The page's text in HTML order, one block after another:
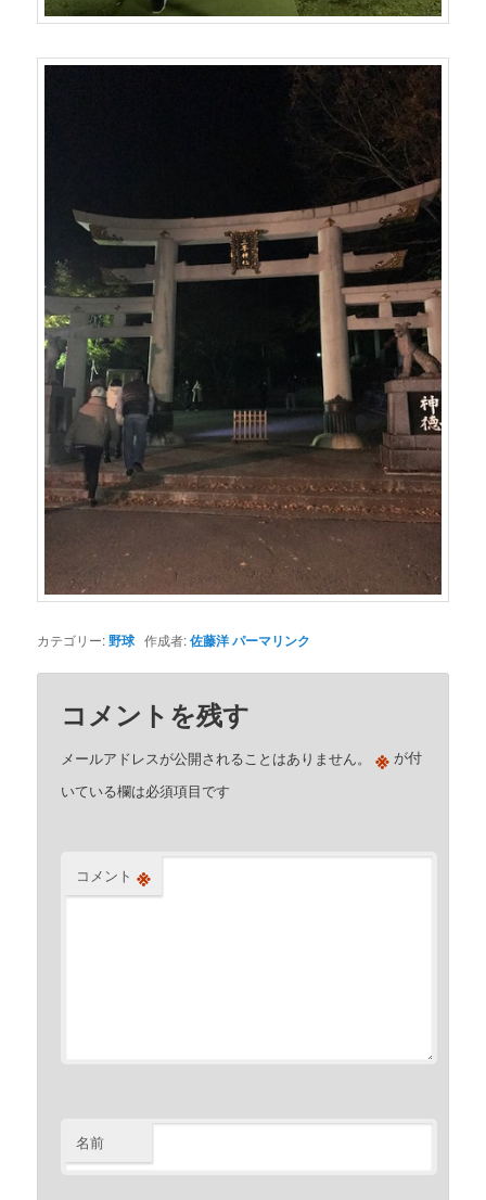
カテゴリー:野球 作成者:佐藤洋パーマリンク
コメントを残す
メールアドレスが公開されることはありません。 ※ が付
いている欄は必須項目です
コメント ※
名前